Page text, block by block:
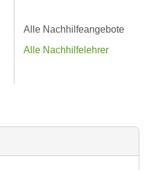
Alle Nachhilfeangebote
Alle Nachhilfelehrer